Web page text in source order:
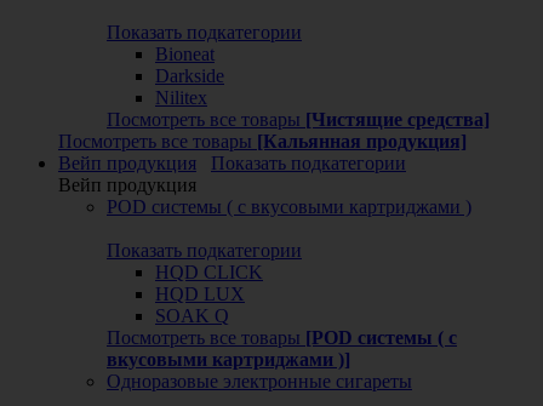
Показать подкатегории
Bioneat
Darkside
Nilitex
Посмотреть все товары [Чистящие средства]
Посмотреть все товары [Кальянная продукция]
Вейп продукция
Показать подкатегории
Вейп продукция
POD системы ( с вкусовыми картриджами )
Показать подкатегории
HQD CLICK
HQD LUX
SOAK Q
Посмотреть все товары [POD системы ( с
вкусовыми картриджами )]
Одноразовые электронные сигареты